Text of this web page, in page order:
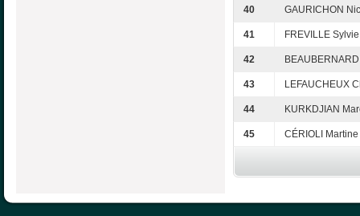
40 GAURICHON
41 FREVILLE Sylvie
42
43 LEFAUCHEUX
44 KURKDJIAN
45 CÉRIOLI Martine